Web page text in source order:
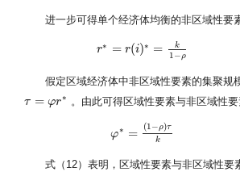
进一步可得单个经济体均衡的非区域性要
r∗ = r(i)∗ = k
1− ρ
r∗ =r( )∗=k 1−ρ
假定区域经济体中非区域性要素的集聚规
τ = φr∗
τ= φr ∗ 。由此可得区域性要素与非区域性要
φ∗ = (1−ρ)τ
k
φ∗ =(1 −ρ)τk
式（12）表明，区域性要素与非区域性